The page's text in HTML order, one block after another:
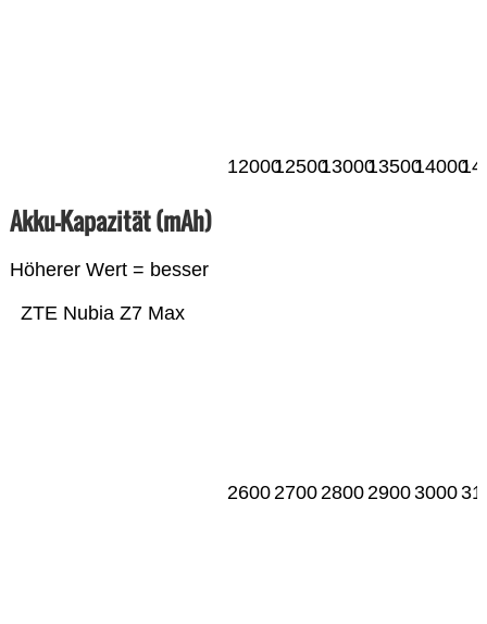
1200012500130001350014000
Akku-Kapazität (mAh)
Höherer Wert = besser
ZTE Nubia Z7 Max
26002700280029003000